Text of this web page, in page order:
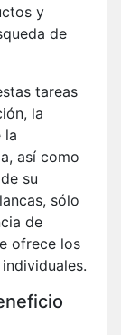
y
de
tareas
la
la
así como
su
sólo
de
ofrece los